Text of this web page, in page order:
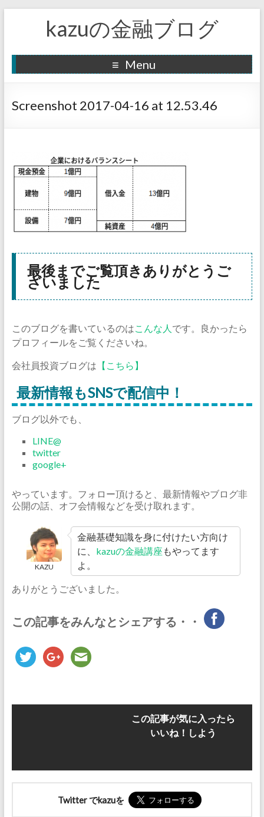
kazuの金融ブログ
Menu
Screenshot 2017-04-16 at 12.53.46
最後までご覧頂きありがとうご
ざいました
このブログを書いているのはこんな人 です。良かったら
プロフィールをご覧くださいね。
会社員投資ブログは 【こちら】
最新情報もSNSで配信中！
ブログ以外でも、
LINE@
twitter
google+
やっています。フォロー頂けると、最新情報やブログ非
公開の話、オフ会情報などを受け取れます。
KAZU
金融基礎知識を身に付けたい方向け
に、 kazuの金融講座 もやってます
よ。
ありがとうございました。
この記事をみんなとシェアする・・
この記事が気に入ったら
いいね！しよう
Twitter でkazuを